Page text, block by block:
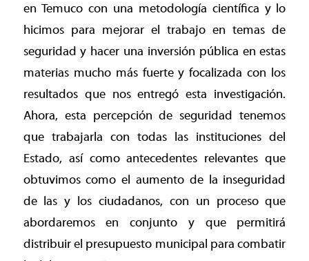
en Temuco con una metodología científica y lo
hicimos para mejorar el trabajo en temas de
seguridad y hacer una inversión pública en estas
materias mucho más fuerte y focalizada con los
resultados que nos entregó esta investigación.
Ahora, esta percepción de seguridad tenemos
que trabajarla con todas las instituciones del
Estado, así como antecedentes relevantes que
obtuvimos como el aumento de la inseguridad
de las y los ciudadanos, con un proceso que
abordaremos en conjunto y que permitirá
distribuir el presupuesto municipal para combatir